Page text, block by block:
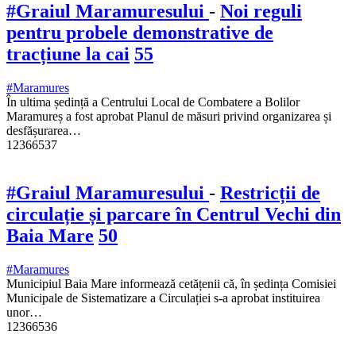
#Graiul Maramuresului - Noi reguli
pentru probele demonstrative de
tracțiune la cai 55
#Maramures
În ultima ședință a Centrului Local de Combatere a Bolilor
Maramureș a fost aprobat Planul de măsuri privind organizarea și
desfășurarea…
12366537
#Graiul Maramuresului - Restricții de
circulație și parcare în Centrul Vechi din
Baia Mare 50
#Maramures
Municipiul Baia Mare informează cetățenii că, în ședința Comisiei
Municipale de Sistematizare a Circulației s-a aprobat instituirea
unor…
12366536